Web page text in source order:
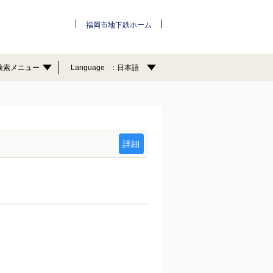
福岡市地下鉄ホーム
索メニュー Language 日本語
詳細